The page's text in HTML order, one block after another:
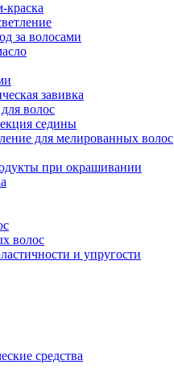
краска
за волосами
завивка
волос
седины
для мелированных волос
при окрашивании
волос
и упругости
средства